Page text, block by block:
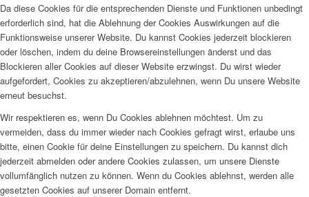
Da diese Cookies für die entsprechenden Dienste und Funktionen unbedingt
erforderlich sind, hat die Ablehnung der Cookies Auswirkungen auf die
Funktionsweise unserer Website. Du kannst Cookies jederzeit blockieren
oder löschen, indem du deine Browsereinstellungen änderst und das
Blockieren aller Cookies auf dieser Website erzwingst. Du wirst wieder
aufgefordert, Cookies zu akzeptieren/abzulehnen, wenn Du unsere Website
erneut besuchst.
Wir respektieren es, wenn Du Cookies ablehnen möchtest. Um zu
vermeiden, dass du immer wieder nach Cookies gefragt wirst, erlaube uns
bitte, einen Cookie für deine Einstellungen zu speichern. Du kannst dich
jederzeit abmelden oder andere Cookies zulassen, um unsere Dienste
vollumfänglich nutzen zu können. Wenn du Cookies ablehnst, werden alle
gesetzten Cookies auf unserer Domain entfernt.